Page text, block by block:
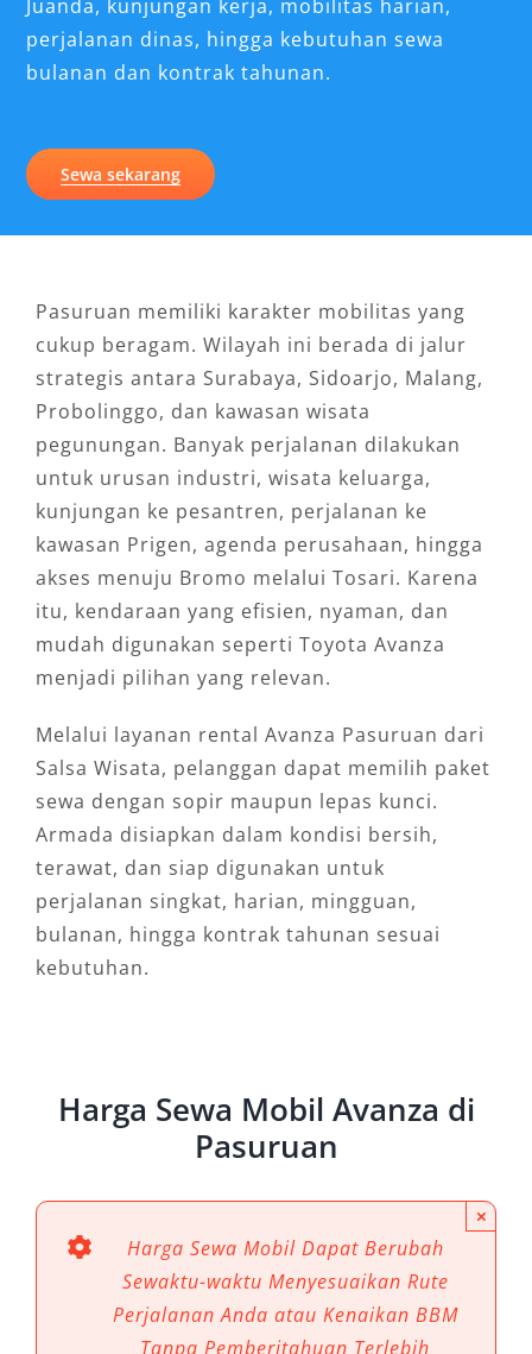
Juanda, kunjungan kerja, mobilitas harian,
perjalanan dinas, hingga kebutuhan sewa
bulanan dan kontrak tahunan.
Sewa sekarang
Pasuruan memiliki karakter mobilitas yang
cukup beragam. Wilayah ini berada di jalur
strategis antara Surabaya, Sidoarjo, Malang,
Probolinggo, dan kawasan wisata
pegunungan. Banyak perjalanan dilakukan
untuk urusan industri, wisata keluarga,
kunjungan ke pesantren, perjalanan ke
kawasan Prigen, agenda perusahaan, hingga
akses menuju Bromo melalui Tosari. Karena
itu, kendaraan yang efisien, nyaman, dan
mudah digunakan seperti Toyota Avanza
menjadi pilihan yang relevan.
Melalui layanan rental Avanza Pasuruan dari
Salsa Wisata, pelanggan dapat memilih paket
sewa dengan sopir maupun lepas kunci.
Armada disiapkan dalam kondisi bersih,
terawat, dan siap digunakan untuk
perjalanan singkat, harian, mingguan,
bulanan, hingga kontrak tahunan sesuai
kebutuhan.
Harga Sewa Mobil Avanza di
Pasuruan
Harga Sewa Mobil Dapat Berubah
Sewaktu-waktu Menyesuaikan Rute
Perjalanan Anda atau Kenaikan BBM
Tanpa Pemberitahuan Terlebih
×